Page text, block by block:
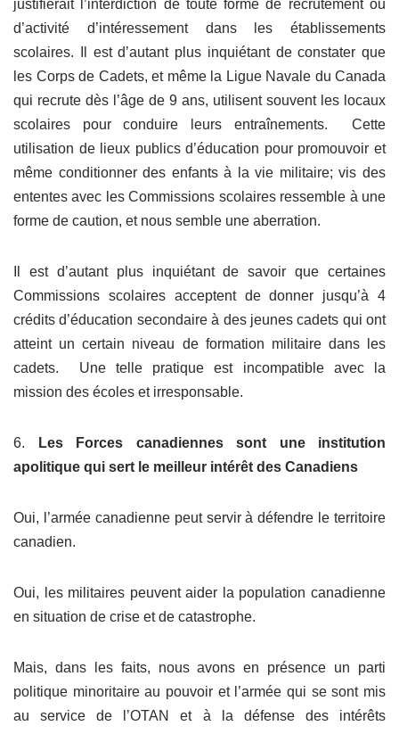
justifierait l’interdiction de toute forme de recrutement ou
d’activité d’intéressement dans les établissements
scolaires. Il est d’autant plus inquiétant de constater que
les Corps de Cadets, et même la Ligue Navale du Canada
qui recrute dès l’âge de 9 ans, utilisent souvent les locaux
scolaires pour conduire leurs entraînements. Cette
utilisation de lieux publics d’éducation pour promouvoir et
même conditionner des enfants à la vie militaire; vis des
ententes avec les Commissions scolaires ressemble à une
forme de caution, et nous semble une aberration.
Il est d’autant plus inquiétant de savoir que certaines
Commissions scolaires acceptent de donner jusqu’à 4
crédits d’éducation secondaire à des jeunes cadets qui ont
atteint un certain niveau de formation militaire dans les
cadets. Une telle pratique est incompatible avec la
mission des écoles et irresponsable.
6. Les Forces canadiennes sont une institution
apolitique qui sert le meilleur intérêt des Canadiens
Oui, l’armée canadienne peut servir à défendre le territoire
canadien.
Oui, les militaires peuvent aider la population canadienne
en situation de crise et de catastrophe.
Mais, dans les faits, nous avons en présence un parti
politique minoritaire au pouvoir et l’armée qui se sont mis
au service de l’OTAN et à la défense des intérêts